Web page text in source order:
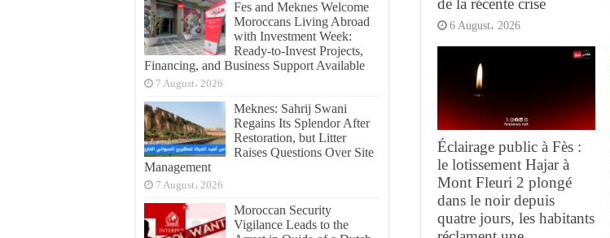
de la récente crise
6 August، 2026
Éclairage public à Fès :
le lotissement Hajar à
Mont Fleuri 2 plongé
dans le noir depuis
quatre jours, les habitants
Fes and Meknes Welcome
Moroccans Living Abroad
with Investment Week:
Ready-to-Invest Projects,
Financing, and Business Support Available
7 August، 2026
Meknes: Sahrij Swani
Regains Its Splendor After
Restoration, but Litter
Raises Questions Over Site
Management
7 August، 2026
Moroccan Security
Vigilance Leads to the